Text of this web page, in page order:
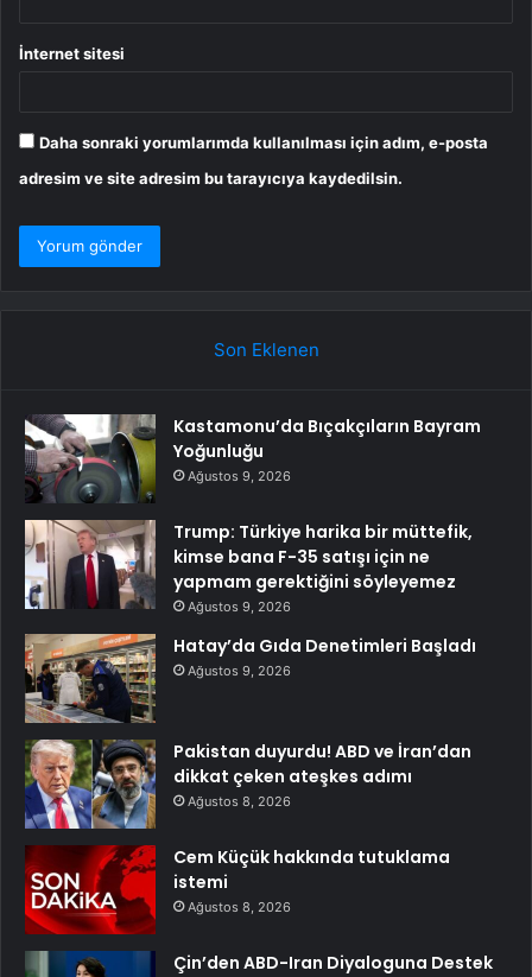
İnternet sitesi
Daha sonraki yorumlarımda kullanılması için adım, e-posta
adresim ve site adresim bu tarayıcıya kaydedilsin.
Son Eklenen
Kastamonu’da Bıçakçıların Bayram
Yoğunluğu
Ağustos 9, 2026
Trump: Türkiye harika bir müttefik,
kimse bana F-35 satışı için ne
yapmam gerektiğini söyleyemez
Ağustos 9, 2026
Hatay’da Gıda Denetimleri Başladı
Ağustos 9, 2026
Pakistan duyurdu! ABD ve İran’dan
dikkat çeken ateşkes adımı
Ağustos 8, 2026
Cem Küçük hakkında tutuklama
istemi
Ağustos 8, 2026
Çin’den ABD-Iran Diyaloguna Destek